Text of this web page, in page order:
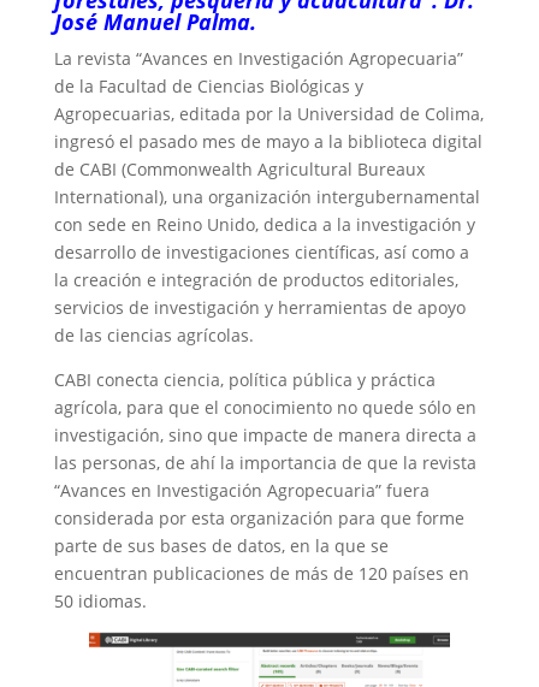
José Manuel Palma.
La revista “Avances en Investigación Agropecuaria”
de la Facultad de Ciencias Biológicas y
Agropecuarias, editada por la Universidad de Colima,
ingresó el pasado mes de mayo a la biblioteca digital
de CABI (Commonwealth Agricultural Bureaux
International), una organización intergubernamental
con sede en Reino Unido, dedica a la investigación y
desarrollo de investigaciones científicas, así como a
la creación e integración de productos editoriales,
servicios de investigación y herramientas de apoyo
de las ciencias agrícolas.
CABI conecta ciencia, política pública y práctica
agrícola, para que el conocimiento no quede sólo en
investigación, sino que impacte de manera directa a
las personas, de ahí la importancia de que la revista
“Avances en Investigación Agropecuaria” fuera
considerada por esta organización para que forme
parte de sus bases de datos, en la que se
encuentran publicaciones de más de 120 países en
50 idiomas.